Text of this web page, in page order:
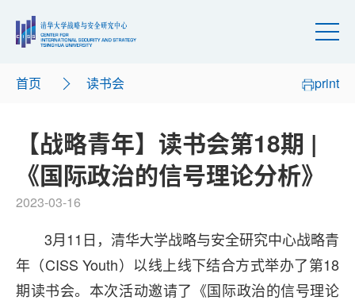
首页 读书会 print
【战略青年】读书会第18期 |
《国际政治的信号理论分析》
2023-03-16
3月11日，清华大学战略与安全研究中心战略青
年（CISS Youth）以线上线下结合方式举办了第18
期读书会。本次活动邀请了《国际政治的信号理论